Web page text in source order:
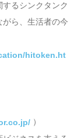
るシンクタンク
ら、生活者の今
hitoken.ht
）